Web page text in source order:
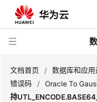
文档首页 / 数据库和应用
错误码 / Oracle To
持